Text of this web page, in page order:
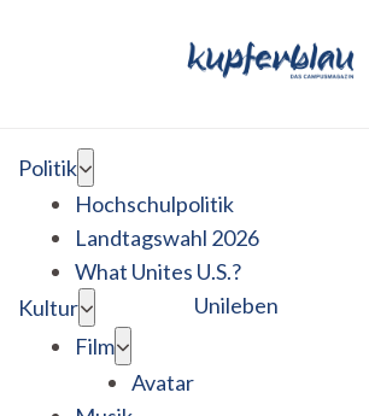
Politik
Hochschulpolitik
Landtagswahl 2026
What Unites U.S.?
Kultur
Film
Avatar
Unileben